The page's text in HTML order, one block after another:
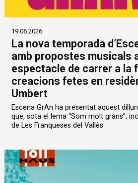
19.06.2026
La nova temporada
amb propostes musicals
espectacle de carrer a la
creacions fetes en
Umbert
Escena GrAn ha presentat aquest
que, sota el lema “Som molt grans”,
de Les Franqueses del Vallès